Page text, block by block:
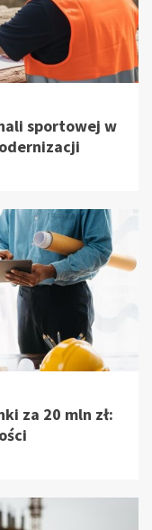
sportowej w
za 20 mln zł: